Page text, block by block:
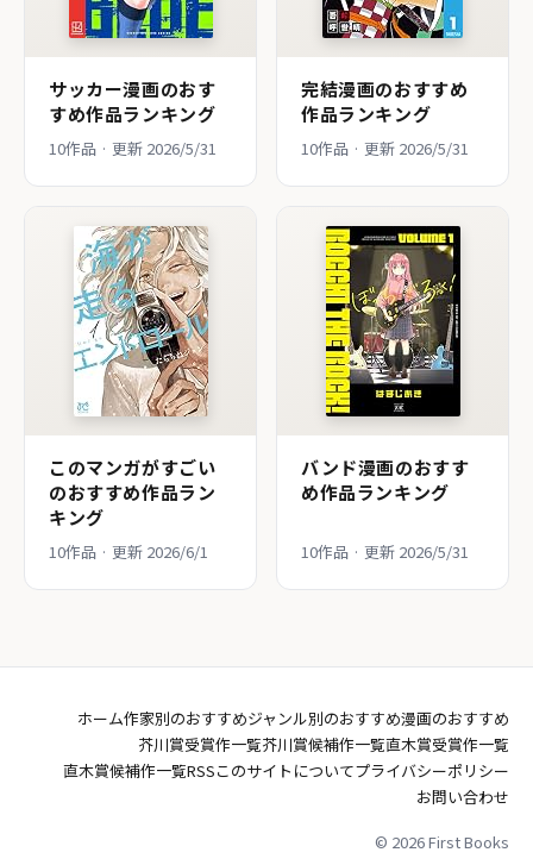
サッカー漫画のおす
すめ作品ランキング
10作品 · 更新 2026/5/31
完結漫画のおすすめ
作品ランキング
10作品 · 更新 2026/5/31
このマンガがすごい
のおすすめ作品ラン
キング
10作品 · 更新 2026/6/1
バンド漫画のおすす
め作品ランキング
10作品 · 更新 2026/5/31
ホーム作家別のおすすめジャンル別のおすすめ漫画のおすすめ
芥川賞受賞作一覧芥川賞候補作一覧直木賞受賞作一覧
直木賞候補作一覧RSSこのサイトについてプライバシーポリシー
お問い合わせ
© 2026 First Books